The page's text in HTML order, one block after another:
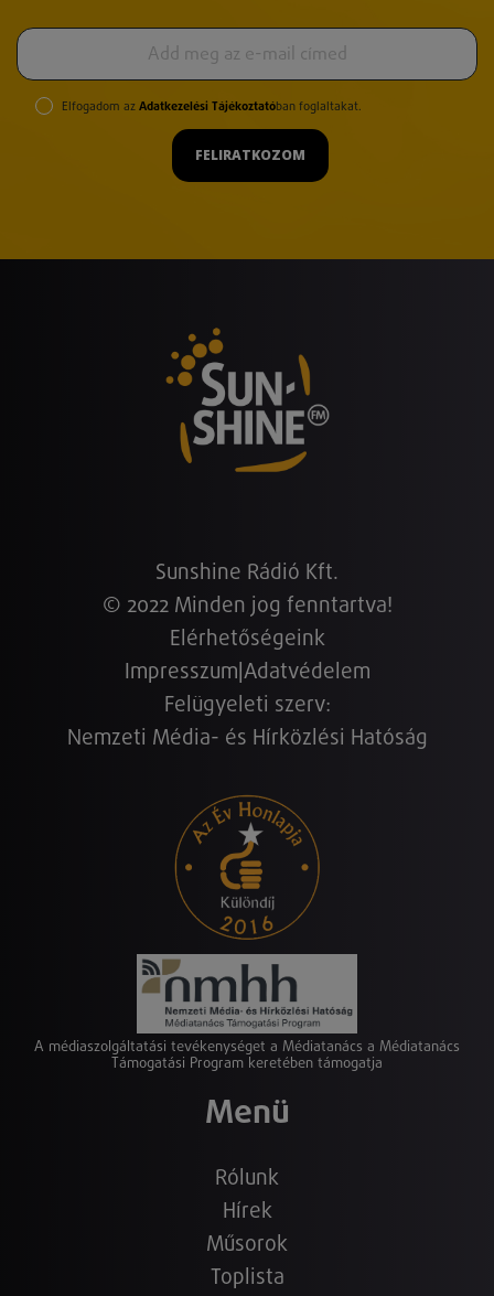
Elfogadom az Adatkezelési Tájékoztatóban foglaltakat.
FELIRATKOZOM
Sunshine Rádió Kft.
© 2022 Minden jog fenntartva!
Elérhetőségeink
Impresszum Adatvédelem
Felügyeleti szerv:
Nemzeti Média- és Hírközlési Hatóság
A médiaszolgáltatási tevékenységet a Médiatanács a Médiatanács
Támogatási Program keretében támogatja
Menü
Rólunk
Hírek
Műsorok
Toplista